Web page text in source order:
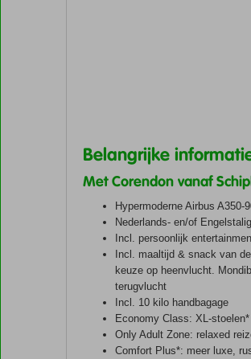
Belangrijke
Met Corendon vanaf
Hypermoderne Airbus A350-
Nederlands- en/of
Incl. persoonlijk
Incl. maaltijd & snack van
keuze op heenvlucht.
terugvlucht
Incl. 10 kilo handbagage
Economy Class: XL-
Only Adult Zone: relaxed
Comfort Plus*: meer luxe,